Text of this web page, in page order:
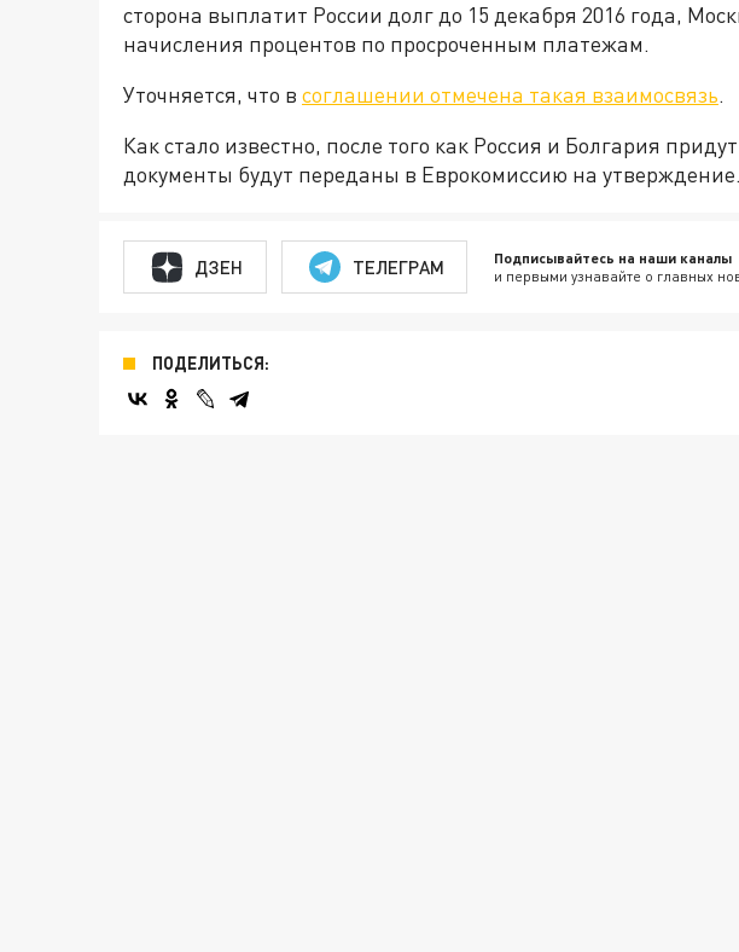
сторона выплатит России долг до 15 декабря 2016 года,
начисления процентов по просроченным платежам.
Уточняется, что в соглашении отмечена такая взаимосвязь.
Как стало известно, после того как Россия и Болгария
документы будут переданы в Еврокомиссию на утверждение.
ДЗЕН ТЕЛЕГРАМ Подписывайтесь на наши каналы
и первыми узнавайте о главных
ПОДЕЛИТЬСЯ: